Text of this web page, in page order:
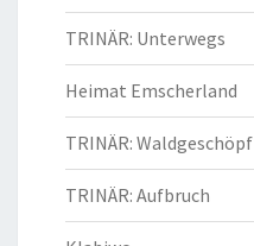
TRINÄR: Unterwegs
Heimat Emscherland
TRINÄR: Waldgeschöpf
TRINÄR: Aufbruch